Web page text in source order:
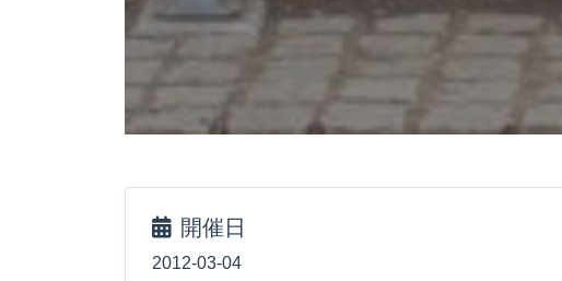
開催日
2012-03-04